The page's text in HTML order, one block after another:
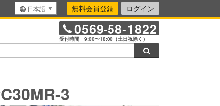
日本語 無料会員登録 ログイン
0569-58-1822
受付時間 9:00〜18:00（土日祝除く）
3